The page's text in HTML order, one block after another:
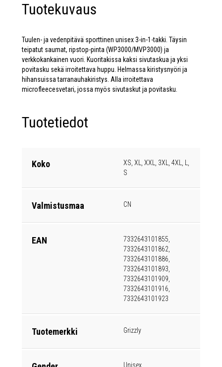
Tuotekuvaus
Tuulen- ja vedenpitävä sporttinen unisex 3-in-1-takki. Täysin
teipatut saumat, ripstop-pinta (WP3000/MVP3000) ja
verkkokankainen vuori. Kuoritakissa kaksi sivutaskua ja yksi
povitasku sekä irroitettava huppu. Helmassa kiristysnyöri ja
hihansuissa tarranauhakiristys. Alla irroitettava
microfleecesvetari, jossa myös sivutaskut ja povitasku.
Tuotetiedot
Koko
XS, XL, XXL, 3XL, 4XL, L,
S
Valmistusmaa CN
EAN
7332643101855,
7332643101862,
7332643101886,
7332643101893,
7332643101909,
7332643101916,
7332643101923
Tuotemerkki Grizzly
Unisex